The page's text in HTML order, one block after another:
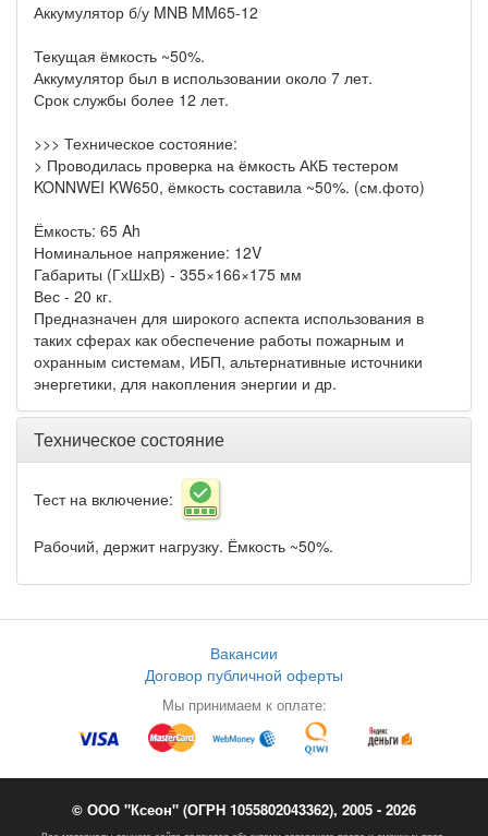
Аккумулятор б/у MNB MM65-12
Текущая ёмкость ~50%.
Аккумулятор был в использовании около 7 лет.
Срок службы более 12 лет.
>>> Техническое состояние:
> Проводилась проверка на ёмкость АКБ тестером
KONNWEI KW650, ёмкость составила ~50%. (см.фото)
Ёмкость: 65 Ah
Номинальное напряжение: 12V
Габариты (ГхШхВ) - 355×166×175 мм
Вес - 20 кг.
Предназначен для широкого аспекта использования в
таких сферах как обеспечение работы пожарным и
охранным системам, ИБП, альтернативные источники
энергетики, для накопления энергии и др.
Техническое состояние
Тест на включение:
Рабочий, держит нагрузку. Ёмкость ~50%.
Вакансии
Договор публичной оферты
Мы принимаем к оплате:
© ООО "Ксеон" (ОГРН 1055802043362), 2005 - 2026